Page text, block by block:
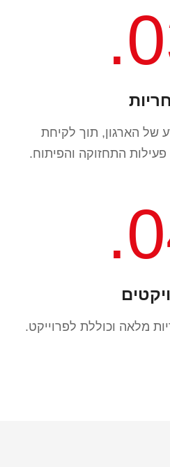
של הארגון, תוך לקיחת
התחזוקה והפיתוח.
מלאה וכוללת לפרוייקט.